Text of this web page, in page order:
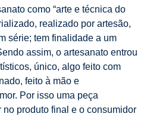
como “arte e técnica do
realizado por artesão,
série; tem finalidade a um
assim, o artesanato entrou
único, algo feito com
feito à mão e
Por isso uma peça
produto final e o consumidor